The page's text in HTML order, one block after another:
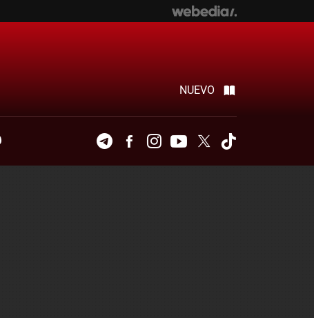
NUEVO
TelegramFacebookInstagramYoutubeTwitter